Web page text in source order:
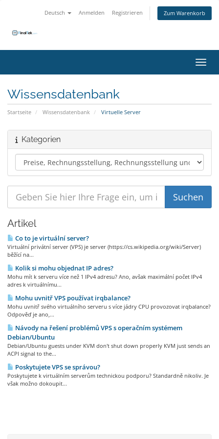
Deutsch Anmelden Registrieren Zum Warenkorb
Wissensdatenbank
Startseite Wissensdatenbank Virtuelle Server
Kategorien
Artikel
Co to je virtuální server?
Virtuální privátní server (VPS) je server (https://cs.wikipedia.org/wiki/Server)
běžící na...
Kolik si mohu objednat IP adres?
Mohu mít k serveru více než 1 IPv4 adresu? Ano, avšak maximální počet IPv4
adres k virtuálnímu...
Mohu uvnitř VPS používat irqbalance?
Mohu uvnitř svého virtuálního serveru s více jádry CPU provozovat irqbalance?
Odpověď je ano,...
Návody na řešení problémů VPS s operačním systémem
Debian/Ubuntu
Debian/Ubuntu guests under KVM don't shut down properly KVM just sends an
ACPI signal to the...
Poskytujete VPS se správou?
Poskytujete k virtuálním serverům technickou podporu? Standardně nikoliv. Je
však možno dokoupit...